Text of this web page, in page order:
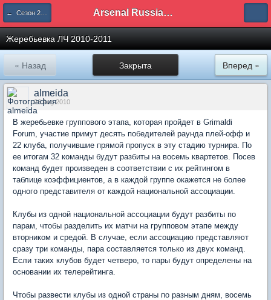
← Сезон 2010/11 Arsenal Russian Speaking Supporters Club
Жеребьевка ЛЧ 2010-2011
Закрыта
« Назад Вперед »
almeida
26 Aug 2010
В жеребьевке группового этапа, которая пройдет в Grimaldi
Forum, участие примут десять победителей раунда плей-офф и
22 клуба, получившие прямой пропуск в эту стадию турнира. По
ее итогам 32 команды будут разбиты на восемь квартетов. Посев
команд будет произведен в соответствии с их рейтингом в
таблице коэффициентов, а в каждой группе окажется не более
одного представителя от каждой национальной ассоциации.
Клубы из одной национальной ассоциации будут разбиты по
парам, чтобы разделить их матчи на групповом этапе между
вторником и средой. В случае, если ассоциацию представляют
сразу три команды, пара составляется только из двух команд.
Если таких клубов будет четверо, то пары будут определены на
основании их телерейтинга.
Чтобы развести клубы из одной страны по разным дням, восемь